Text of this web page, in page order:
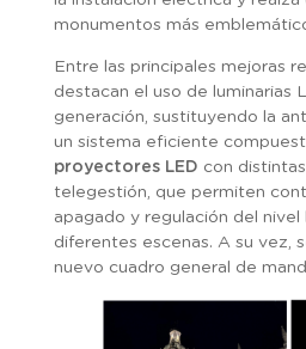
monumentos más
Entre las principales mejoras
destacan el uso de luminarias
generación, sustituyendo la
un sistema eficiente
proyectores LED con
telegestión, que permiten
apagado y regulación del nivel
diferentes escenas. A su vez,
nuevo cuadro general de